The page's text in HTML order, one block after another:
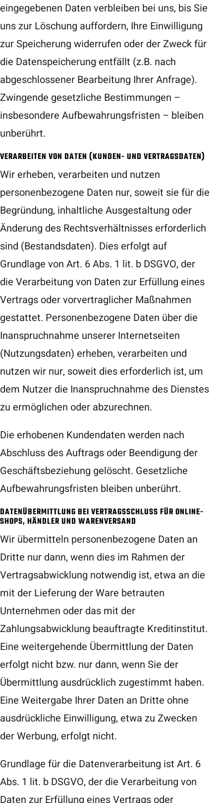
eingegebenen Daten verbleiben bei uns, bis Sie
uns zur Löschung auffordern, Ihre Einwilligung
zur Speicherung widerrufen oder der Zweck für
die Datenspeicherung entfällt (z.B. nach
abgeschlossener Bearbeitung Ihrer Anfrage).
Zwingende gesetzliche Bestimmungen –
insbesondere Aufbewahrungsfristen – bleiben
unberührt.
VERARBEITEN VON DATEN (KUNDEN- UND VERTRAGSDATEN)
Wir erheben, verarbeiten und nutzen
personenbezogene Daten nur, soweit sie für die
Begründung, inhaltliche Ausgestaltung oder
Änderung des Rechtsverhältnisses erforderlich
sind (Bestandsdaten). Dies erfolgt auf
Grundlage von Art. 6 Abs. 1 lit. b DSGVO, der
die Verarbeitung von Daten zur Erfüllung eines
Vertrags oder vorvertraglicher Maßnahmen
gestattet. Personenbezogene Daten über die
Inanspruchnahme unserer Internetseiten
(Nutzungsdaten) erheben, verarbeiten und
nutzen wir nur, soweit dies erforderlich ist, um
dem Nutzer die Inanspruchnahme des Dienstes
zu ermöglichen oder abzurechnen.
Die erhobenen Kundendaten werden nach
Abschluss des Auftrags oder Beendigung der
Geschäftsbeziehung gelöscht. Gesetzliche
Aufbewahrungsfristen bleiben unberührt.
DATENÜBERMITTLUNG BEI VERTRAGSSCHLUSS FÜR ONLINE-
SHOPS, HÄNDLER UND WARENVERSAND
Wir übermitteln personenbezogene Daten an
Dritte nur dann, wenn dies im Rahmen der
Vertragsabwicklung notwendig ist, etwa an die
mit der Lieferung der Ware betrauten
Unternehmen oder das mit der
Zahlungsabwicklung beauftragte Kreditinstitut.
Eine weitergehende Übermittlung der Daten
erfolgt nicht bzw. nur dann, wenn Sie der
Übermittlung ausdrücklich zugestimmt haben.
Eine Weitergabe Ihrer Daten an Dritte ohne
ausdrückliche Einwilligung, etwa zu Zwecken
der Werbung, erfolgt nicht.
Grundlage für die Datenverarbeitung ist Art. 6
Abs. 1 lit. b DSGVO, der die Verarbeitung von
Daten zur Erfüllung eines Vertrags oder